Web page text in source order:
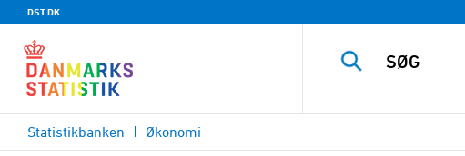
DST.DK
Statistikbanken Økonomi